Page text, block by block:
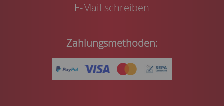
E-Mail schreiben
Zahlungsmethoden: